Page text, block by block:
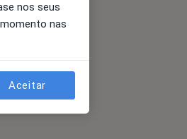
nos seus
nas
Aceitar